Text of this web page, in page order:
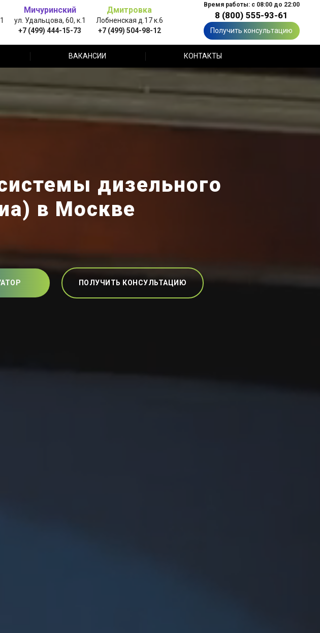
Мичуринский
ул. Удальцова, 60, к.1
+7 (499) 444-15-73
Дмитровка
Лобненская д.17 к.6
+7 (499) 504-98-12
Время работы: с 08:00 до 22:00
8 (800) 555-93-61
Получить консультацию
ВАКАНСИИ КОНТАКТЫ
дизельного
в Москве
ПОЛУЧИТЬ КОНСУЛЬТАЦИЮ